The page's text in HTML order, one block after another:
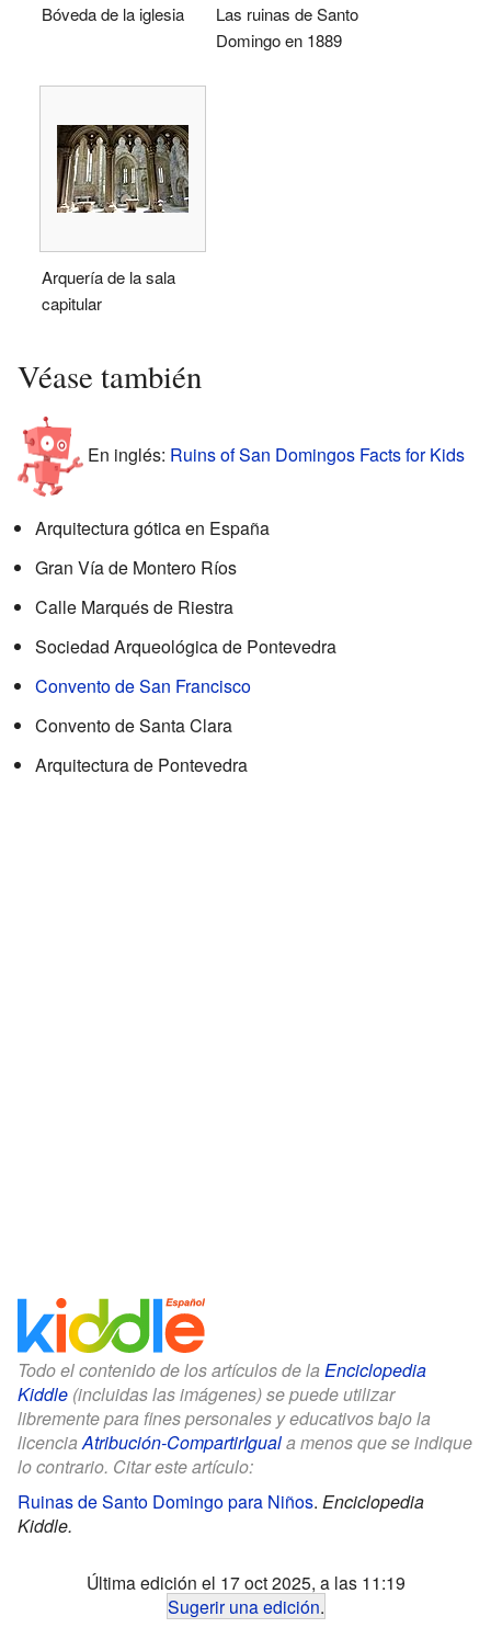
Bóveda de la iglesia
Las ruinas de Santo
Domingo en 1889
Arquería de la sala
capitular
Véase también
En inglés: Ruins of San Domingos Facts for Kids
Arquitectura gótica en España
Gran Vía de Montero Ríos
Calle Marqués de Riestra
Sociedad Arqueológica de Pontevedra
Convento de San Francisco
Convento de Santa Clara
Arquitectura de Pontevedra
Todo el contenido de los artículos de la Enciclopedia
Kiddle (incluidas las imágenes) se puede utilizar
libremente para fines personales y educativos bajo la
licenciaAtribución-CompartirIguala menos que se indique
lo contrario. Citar este artículo:
Ruinas de Santo Domingo para Niños. Enciclopedia
Kiddle.
Última edición el 17 oct 2025, a las 11:19
Sugerir una edición.